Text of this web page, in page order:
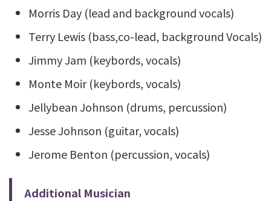
Morris Day (lead and background vocals)
Terry Lewis (bass,co-lead, background Vocals)
Jimmy Jam (keybords, vocals)
Monte Moir (keybords, vocals)
Jellybean Johnson (drums, percussion)
Jesse Johnson (guitar, vocals)
Jerome Benton (percussion, vocals)
Additional Musician